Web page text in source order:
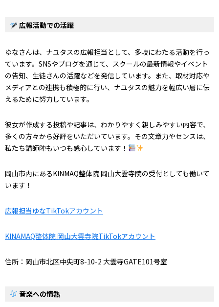
広報活動での活躍
ゆなさんは、ナユタスの広報担当として、多岐にわたる活動を行っ
ています。SNSやブログを通じて、スクールの最新情報やイベント
の告知、生徒さんの活躍などを発信しています。また、取材対応や
メディアとの連携も積極的に行い、ナユタスの魅力を幅広い層に伝
えるために努力しています。
彼女が作成する投稿や記事は、わかりやすく親しみやすい内容で、
多くの方々から好評をいただいています。その文章力やセンスは、
私たち講師陣もいつも感心しています！
岡山市内にあるKINMAQ整体院 岡山大雲寺院の受付としても働いて
います！
広報担当ゆなTikTokアカウント
KINAMAQ整体院 岡山大雲寺院TikTokアカウント
住所：岡山市北区中央町8-10-2 大雲寺GATE101号室
音楽への情熱